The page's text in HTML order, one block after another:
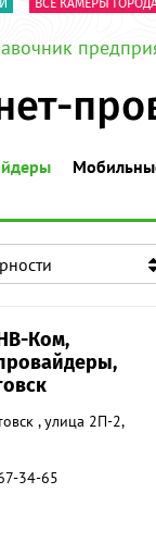
ВСЕ КАМЕРЫ
Ком,
, улица 2П-2,
34-65